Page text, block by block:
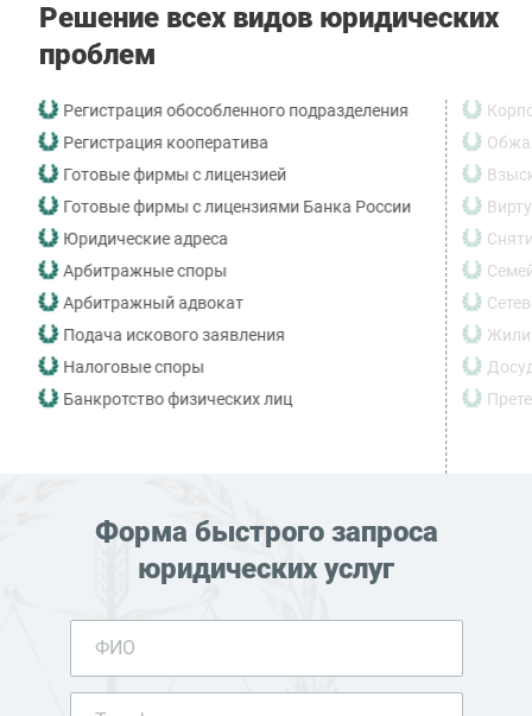
Решение всех видов юридических
проблем
Регистрация обособленного подразделения
Регистрация кооператива
Готовые фирмы с лицензией
Готовые фирмы с лицензиями Банка России
Юридические адреса
Арбитражные споры
Арбитражный адвокат
Подача искового заявления
Налоговые споры
Банкротство физических лиц
Форма быстрого запроса
юридических услуг